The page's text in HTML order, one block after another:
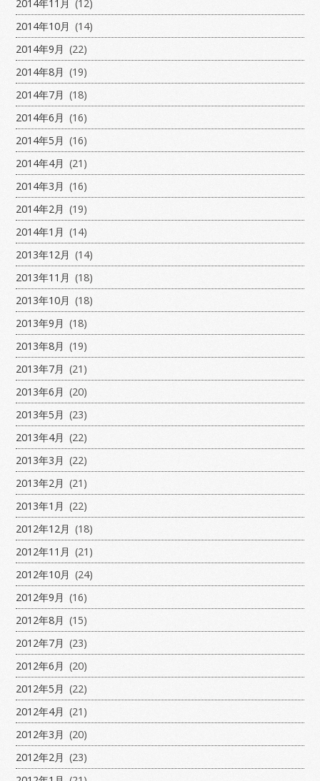
2014年11月 (12)
2014年10月 (14)
2014年9月 (22)
2014年8月 (19)
2014年7月 (18)
2014年6月 (16)
2014年5月 (16)
2014年4月 (21)
2014年3月 (16)
2014年2月 (19)
2014年1月 (14)
2013年12月 (14)
2013年11月 (18)
2013年10月 (18)
2013年9月 (18)
2013年8月 (19)
2013年7月 (21)
2013年6月 (20)
2013年5月 (23)
2013年4月 (22)
2013年3月 (22)
2013年2月 (21)
2013年1月 (22)
2012年12月 (18)
2012年11月 (21)
2012年10月 (24)
2012年9月 (16)
2012年8月 (15)
2012年7月 (23)
2012年6月 (20)
2012年5月 (22)
2012年4月 (21)
2012年3月 (20)
2012年2月 (23)